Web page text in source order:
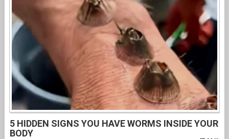
5 HIDDEN SIGNS YOU HAVE WORMS INSIDE YOUR
BODY